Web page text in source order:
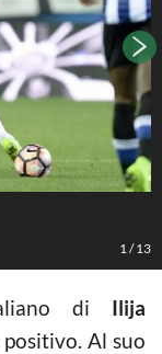
1 /13
di Ilija
Al suo